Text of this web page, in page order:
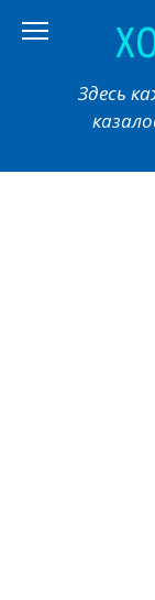
Здесь